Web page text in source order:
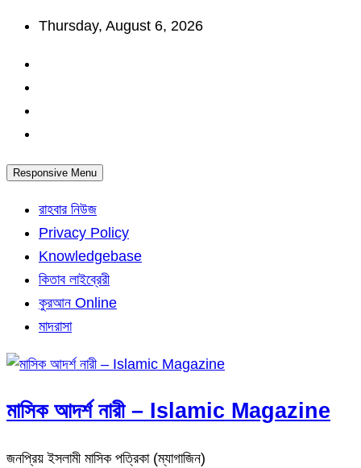
Skip
content
Thursday, August 6, 2026
Responsive Menu
রাহবার নিউজ
Privacy Policy
Knowledgebase
কিতাব লাইব্রেরী
কুরআন Online
মাদরাসা
মাসিক আদর্শ নারী – Islamic Magazine
জনপ্রিয় ইসলামী মাসিক পত্রিকা (ম্যাগাজিন)